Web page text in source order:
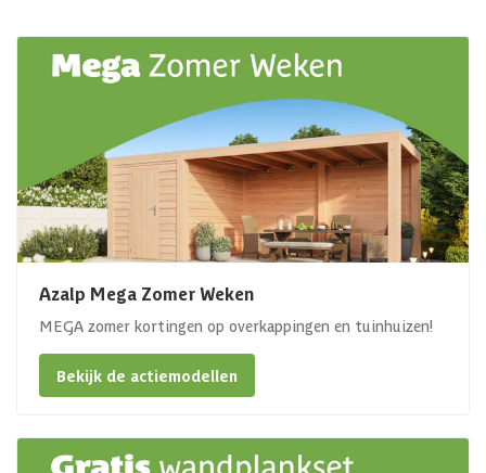
Azalp Mega Zomer Weken
MEGA zomer kortingen op overkappingen en tuinhuizen!
Bekijk de actiemodellen